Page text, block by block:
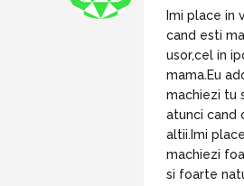
Imi place in
cand esti
usor,cel in
mama.Eu
machiezi tu
atunci cand
altii.Imi
machiezi
si foarte